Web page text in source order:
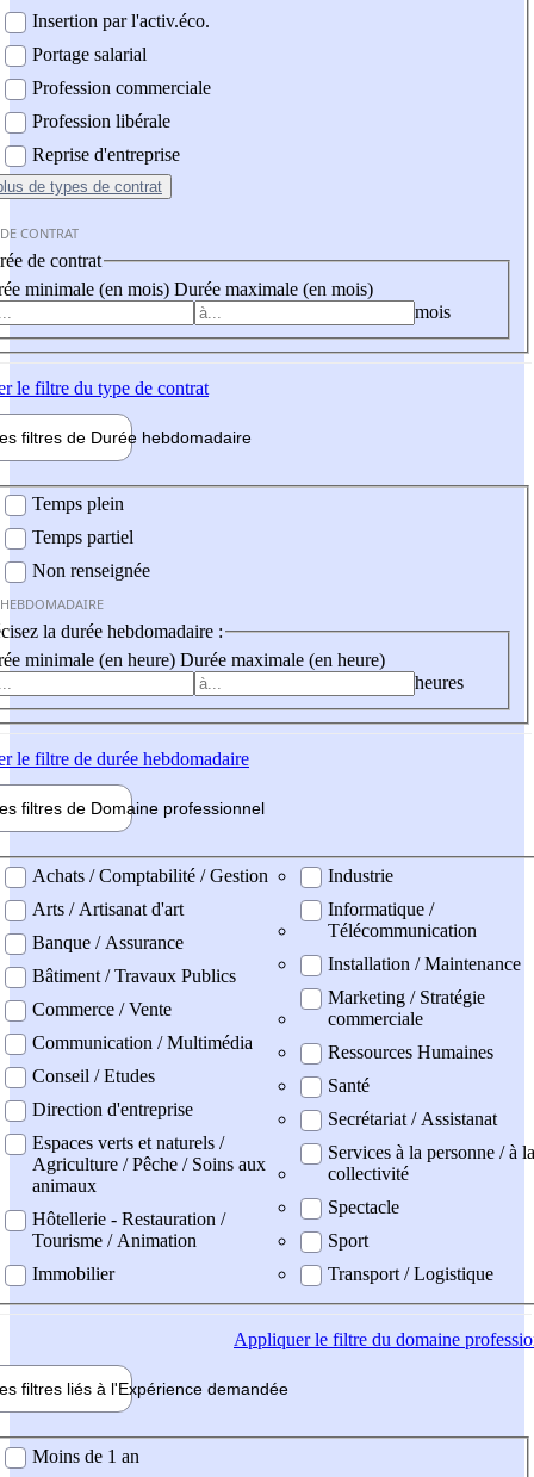
Insertion par l'activ.éco.
Portage salarial
Profession commerciale
Profession libérale
Reprise d'entreprise
de types de contrat
CONTRAT
de contrat
minimale (en mois) Durée maximale (en mois)
mois
le filtre du type de contrat
filtres de Durée hebdomadaire
Temps plein
Temps partiel
Non renseignée
la durée hebdomadaire :
minimale (en heure) Durée maximale (en heure)
heures
le filtre de durée hebdomadaire
filtres de Domaine professionnel
professionel
Achats / Comptabilité / Gestion
Arts / Artisanat d'art
Banque / Assurance
Bâtiment / Travaux Publics
Commerce / Vente
Communication / Multimédia
Conseil / Etudes
Direction d'entreprise
Espaces verts et naturels /
Agriculture / Pêche / Soins aux
animaux
Hôtellerie - Restauration /
Tourisme / Animation
Immobilier
Industrie
Informatique /
Télécommunication
Installation / Maintenance
Marketing / Stratégie
commerciale
Ressources Humaines
Santé
Secrétariat / Assistanat
Services à la personne / à la
collectivité
Spectacle
Sport
Transport / Logistique
Appliquerle filtre du domaine
filtres liés à l'Expérience demandée
demandée
Moins de 1 an